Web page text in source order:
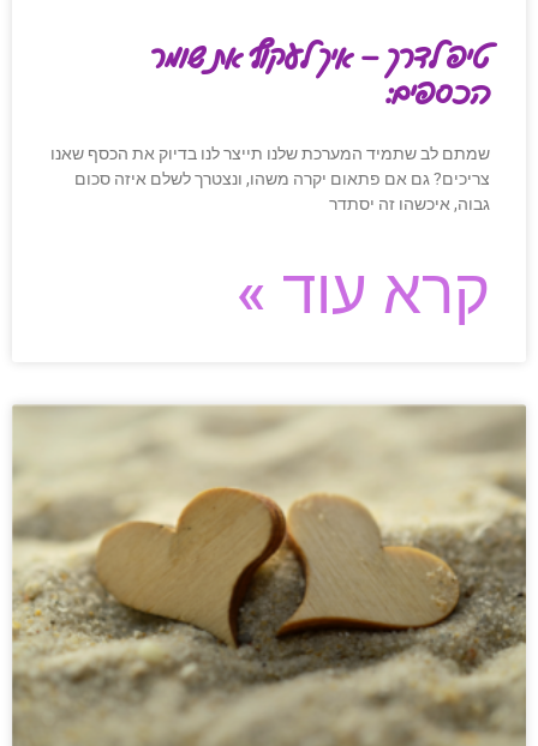
טיפ לדרך – איך לעקוף את שומר
הכספים:
שמתם לב שתמיד המערכת שלנו תייצר לנו בדיוק את הכסף שאנו
צריכים? גם אם פתאום יקרה משהו, ונצטרך לשלם איזה סכום
גבוה, איכשהו זה יסתדר
קרא עוד »